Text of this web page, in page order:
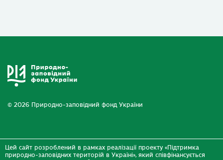
© 2026 Природно-заповідний фонд України
Цей сайт розроблений в рамках реалізації проекту «Підтримка
природно-заповідних територій в Україні», який співфінансується